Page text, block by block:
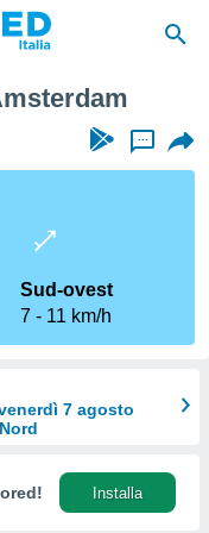
...
Sud-ovest
7
11 km/h
7 agosto
Installa